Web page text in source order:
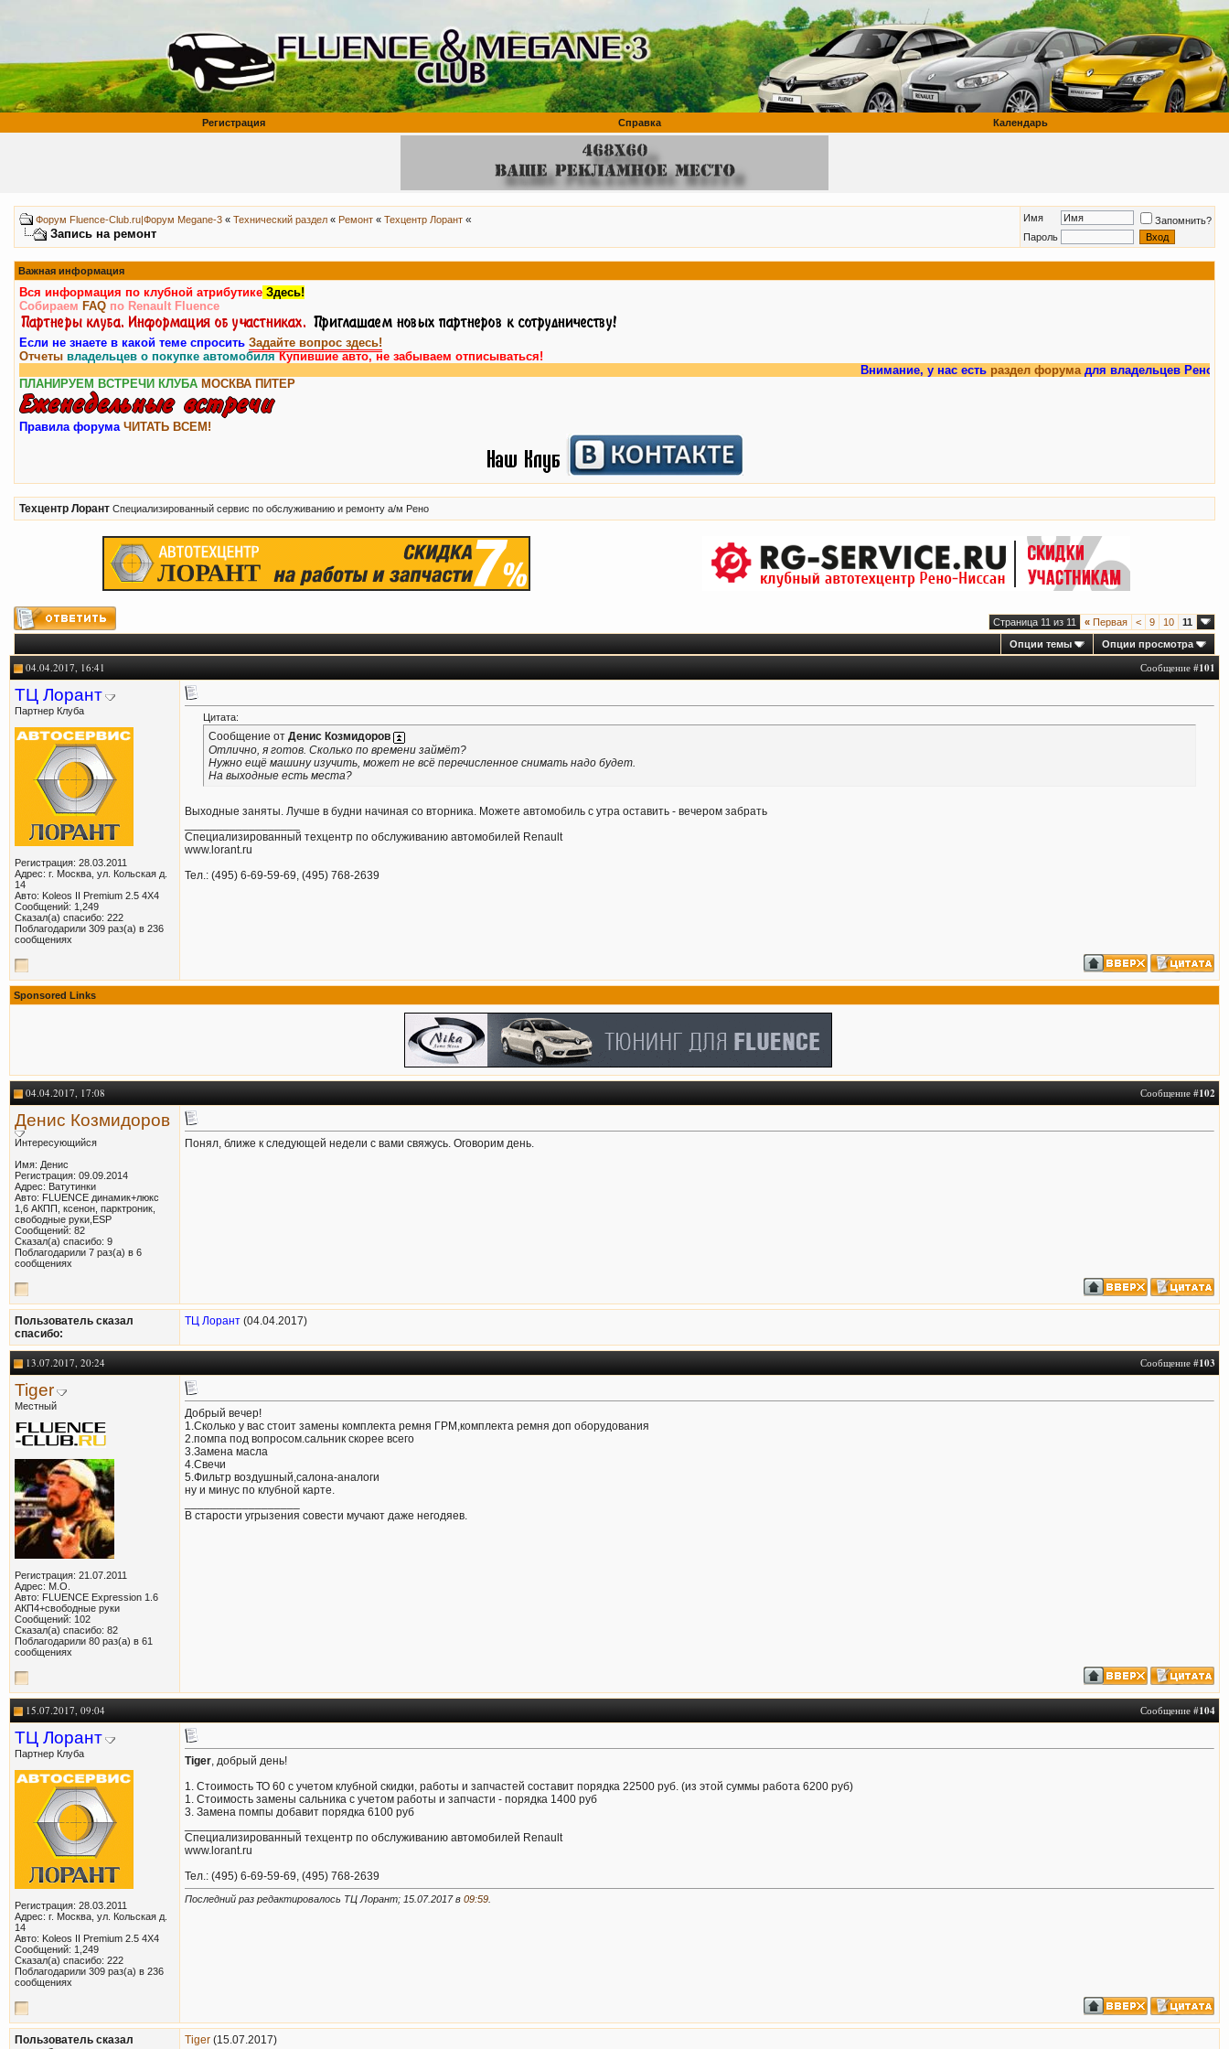
Регистрация Справка Календарь
Форум Fluence-Club.ru|Форум Megane-3 « Технический раздел « Ремонт « Техцентр Лорант «
Запись на ремонт
Имя
Запомнить?
Пароль
Важная информация
Вся информация по клубной атрибутике Здесь!
Собираем FAQ по Renault Fluence
Если не знаете в какой теме спросить Задайте вопрос здесь!
Отчеты владельцев о покупке автомобиляКупившие авто, не забываем отписываться!
Внимание, у нас естьраздел форумадля владельцев Рено Меган 3.
ПЛАНИРУЕМ ВСТРЕЧИ КЛУБА МОСКВА ПИТЕР
Правила форума ЧИТАТЬ ВСЕМ!
Техцентр Лорант Специализированный сервис по обслуживанию и ремонту а/м Рено
Страница 11 из 11 « Первая < 9 10
11
Опции темы
Опции просмотра
04.04.2017, 16:41 Сообщение #101
ТЦ Лорант
Партнер Клуба
Регистрация: 28.03.2011
Адрес: г. Москва, ул. Кольская д.
14
Авто: Koleos II Premium 2.5 4Х4
Сообщений: 1,249
Сказал(а) спасибо: 222
Поблагодарили 309 раз(а) в 236
сообщениях
Цитата:
Сообщение от Денис Козмидоров
Отлично, я готов. Сколько по времени займёт?
Нужно ещё машину изучить, может не всё перечисленное снимать надо будет.
На выходные есть места?
Выходные заняты. Лучше в будни начиная со вторника. Можете автомобиль с утра оставить - вечером забрать
Специализированный техцентр по обслуживанию автомобилей Renault
www.lorant.ru
Тел.: (495) 6-69-59-69, (495) 768-2639
Sponsored Links
04.04.2017, 17:08 Сообщение #102
Денис Козмидоров
Интересующийся
Имя: Денис
Регистрация: 09.09.2014
Адрес: Ватутинки
Авто: FLUENCE динамик+люкс
1,6 АКПП, ксенон, парктроник,
свободные руки,ESP
Сообщений: 82
Сказал(а) спасибо: 9
Поблагодарили 7 раз(а) в 6
сообщениях
Понял, ближе к следующей недели с вами свяжусь. Оговорим день.
Пользователь сказал
cпасибо:
ТЦ Лорант (04.04.2017)
13.07.2017, 20:24 Сообщение #103
Tiger
Местный
Регистрация: 21.07.2011
Адрес: М.О.
Авто: FLUENCE Expression 1.6
АКП4+свободные руки
Сообщений: 102
Сказал(а) спасибо: 82
Поблагодарили 80 раз(а) в 61
сообщениях
Добрый вечер!
1.Сколько у вас стоит замены комплекта ремня ГРМ,комплекта ремня доп оборудования
2.помпа под вопросом.сальник скорее всего
3.Замена масла
4.Свечи
5.Фильтр воздушный,салона-аналоги
ну и минус по клубной карте.
В старости угрызения совести мучают даже негодяев.
15.07.2017, 09:04 Сообщение #104
ТЦ Лорант
Партнер Клуба
Регистрация: 28.03.2011
Адрес: г. Москва, ул. Кольская д.
14
Авто: Koleos II Premium 2.5 4Х4
Сообщений: 1,249
Сказал(а) спасибо: 222
Поблагодарили 309 раз(а) в 236
сообщениях
Tiger, добрый день!
1. Стоимость ТО 60 с учетом клубной скидки, работы и запчастей составит порядка 22500 руб. (из этой суммы работа 6200 руб)
1. Стоимость замены сальника с учетом работы и запчасти - порядка 1400 руб
3. Замена помпы добавит порядка 6100 руб
Специализированный техцентр по обслуживанию автомобилей Renault
www.lorant.ru
Тел.: (495) 6-69-59-69, (495) 768-2639
Последний раз редактировалось ТЦ Лорант; 15.07.2017 в 09:59
Пользователь сказал
Tiger (15.07.2017)